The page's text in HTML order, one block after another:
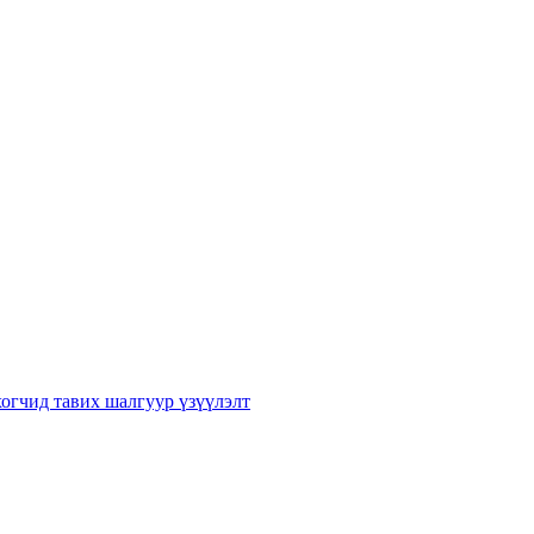
тавих шалгуур үзүүлэлт